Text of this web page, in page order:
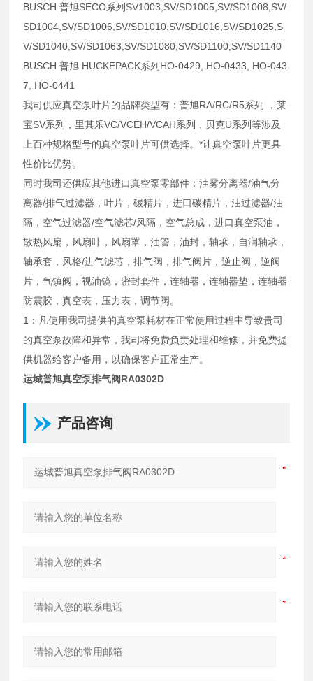
BUSCH 普旭SECO系列SV1003,SV/SD1005,SV/SD1008,SV/
SD1004,SV/SD1006,SV/SD1010,SV/SD1016,SV/SD1025,S
V/SD1040,SV/SD1063,SV/SD1080,SV/SD1100,SV/SD1140
BUSCH 普旭 HUCKEPACK系列HO-0429, HO-0433, HO-043
7, HO-0441
我司供应真空泵叶片的品牌类型有：普旭RA/RC/R5系列 ，莱
宝SV系列，里其乐VC/VCEH/VCAH系列，贝克U系列等涉及
上百种规格型号的真空泵叶片可供选择。*让真空泵叶片更具
性价比优势。
同时我司还供应其他进口真空泵零部件：油雾分离器/油气分
离器/排气过滤器，叶片，碳精片，进口碳精片，油过滤器/油
隔，空气过滤器/空气滤芯/风隔，空气总成，进口真空泵油，
散热风扇，风扇叶，风扇罩，油管，油封，轴承，自润轴承，
轴承套，风格/进气滤芯，排气阀，排气阀片，逆止阀，逆阀
片，气镇阀，视油镜，密封套件，连轴器，连轴器垫，连轴器
防震胶，真空表，压力表，调节阀。
1：凡使用我司提供的真空泵耗材在正常使用过程中导致贵司
的真空泵故障和异常，我司将免费负责处理和维修，并免费提
供机器给客户备用，以确保客户正常生产。
运城普旭真空泵排气阀RA0302D
产品咨询